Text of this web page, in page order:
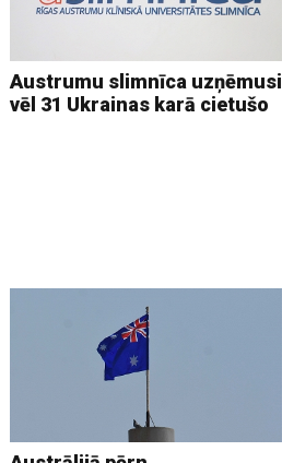
Austrumu slimnīca uzņēmusi
vēl 31 Ukrainas karā cietušo